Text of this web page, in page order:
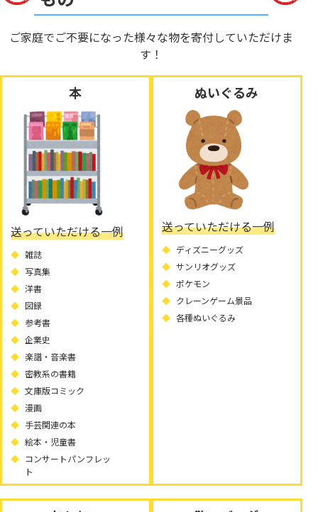
ご家庭でご不要になった様々な物を寄付していただけま
す！
本
送っていただける一例
雑誌
写真集
洋書
図録
参考書
企業史
楽譜・音楽書
密教系の書籍
文庫版コミック
漫画
手芸関連の本
絵本・児童書
コンサートパンフレッ
ト
ぬいぐるみ
送っていただける一例
ディズニーグッズ
サンリオグッズ
ポケモン
クレーンゲーム景品
各種ぬいぐるみ